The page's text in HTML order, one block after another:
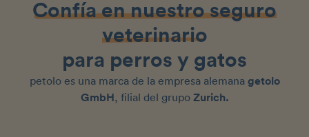
Confía en nuestro seguro
veterinario
para perros y gatos
petolo es una marca de la empresa alemana getolo
GmbH , filial del grupo Zurich.